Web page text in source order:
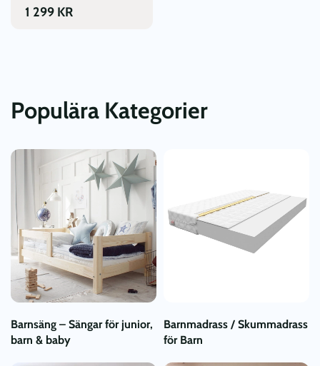
1 299 KR
Populära Kategorier
Barnsäng – Sängar för junior,
barn & baby
Barnmadrass / Skummadrass
för Barn